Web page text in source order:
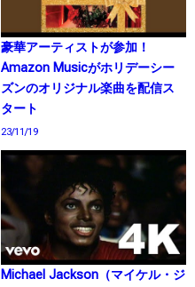
豪華アーティストが参加！
Amazon Musicがホリデーシー
ズンのオリジナル楽曲を配信ス
タート
23/11/19
Michael Jackson（マイケル・ジ